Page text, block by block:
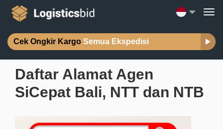
Cek Ongkir Kargo Semua Ekspedisi
Daftar Alamat Agen
SiCepat Bali, NTT dan NTB